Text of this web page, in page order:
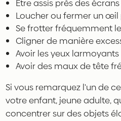
Être assis près des écrans
Loucher ou fermer un
Se frotter fréquemment
Cligner de manière
Avoir les yeux larmoyants
Avoir des maux de tête
Si vous remarquez l'un de
votre enfant, jeune adulte,
concentrer sur des objets